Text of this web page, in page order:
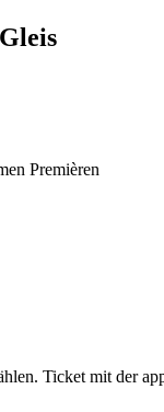
Premièren
Ticket mit der